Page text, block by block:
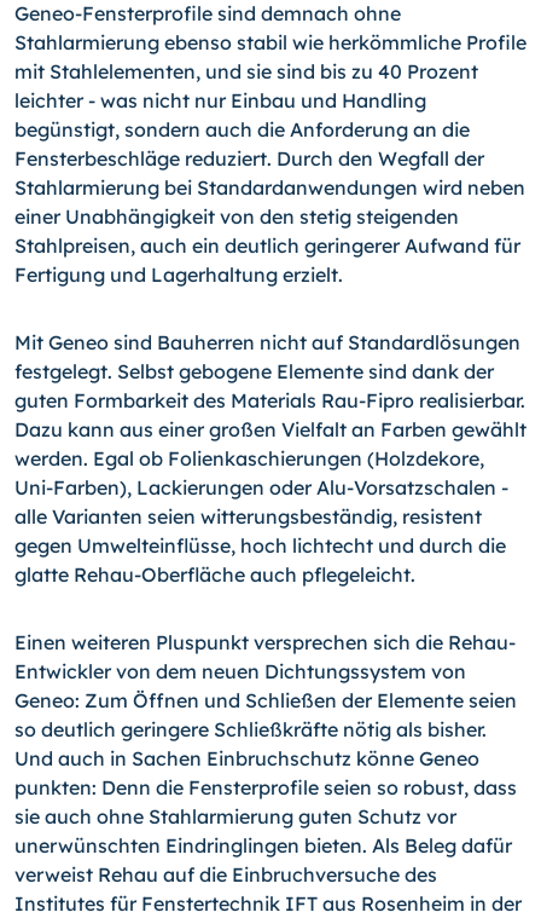
Geneo-Fensterprofile sind demnach ohne
Stahlarmierung ebenso stabil wie herkömmliche Profile
mit Stahlelementen, und sie sind bis zu 40 Prozent
leichter - was nicht nur Einbau und Handling
begünstigt, sondern auch die Anforderung an die
Fensterbeschläge reduziert. Durch den Wegfall der
Stahlarmierung bei Standardanwendungen wird neben
einer Unabhängigkeit von den stetig steigenden
Stahlpreisen, auch ein deutlich geringerer Aufwand für
Fertigung und Lagerhaltung erzielt.
Mit Geneo sind Bauherren nicht auf Standardlösungen
festgelegt. Selbst gebogene Elemente sind dank der
guten Formbarkeit des Materials Rau-Fipro realisierbar.
Dazu kann aus einer großen Vielfalt an Farben gewählt
werden. Egal ob Folienkaschierungen (Holzdekore,
Uni-Farben), Lackierungen oder Alu-Vorsatzschalen -
alle Varianten seien witterungsbeständig, resistent
gegen Umwelteinflüsse, hoch lichtecht und durch die
glatte Rehau-Oberfläche auch pflegeleicht.
Einen weiteren Pluspunkt versprechen sich die Rehau-
Entwickler von dem neuen Dichtungssystem von
Geneo: Zum Öffnen und Schließen der Elemente seien
so deutlich geringere Schließkräfte nötig als bisher.
Und auch in Sachen Einbruchschutz könne Geneo
punkten: Denn die Fensterprofile seien so robust, dass
sie auch ohne Stahlarmierung guten Schutz vor
unerwünschten Eindringlingen bieten. Als Beleg dafür
verweist Rehau auf die Einbruchversuche des
Institutes für Fenstertechnik IFT aus Rosenheim in der